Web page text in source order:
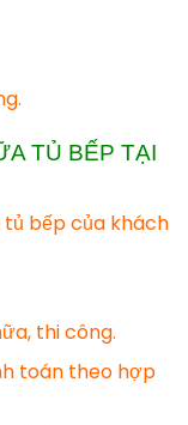
TỦ BẾP TẠI
tủ bếp của khách
thi công.
toán theo hợp